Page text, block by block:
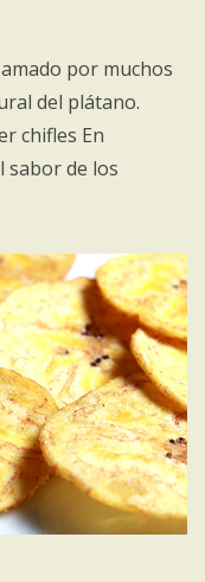
por muchos
del plátano.
chifles En
sabor de los